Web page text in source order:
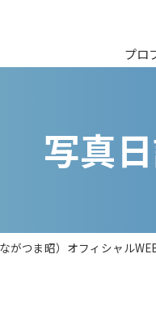
プロ
写真日
がつま昭）オフィシャル